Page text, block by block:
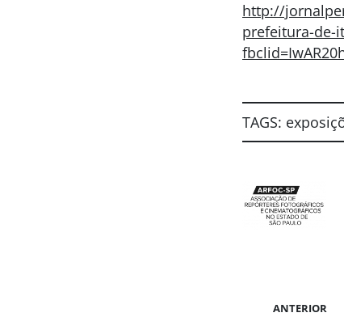
http://
prefeitura-de-
TAGS:
ANTERIOR